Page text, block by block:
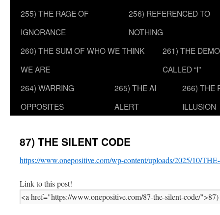
255) THE RAGE OF
IGNORANCE
256) REFERENCED TO
NOTHING
260) THE SUM OF WHO WE THINK
WE ARE
261) THE
CALLED “I”
264) WARRING
OPPOSITES
265) THE AI
ALERT
266) THE
ILLUSION
87) THE SILENT CODE
https://www.onepositive.com/wp-content/uploads/2025/10/
Link to this post!